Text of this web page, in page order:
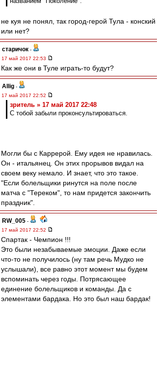
не куя не понял, так город-герой Тула - конский
или нет?
старичок -
17 май 2017 22:53
Как же они в Туле играть-то будут?
Allig -
17 май 2017 22:52
зpитель » 17 май 2017 22:48
С тобой забыли проконсультироваться.
Могли бы с Каррерой. Ему идея не нравилась.
Он - итальянец. Он этих прорывов видал на
своем веку немало. И знает, что это такое.
"Если болельщики ринутся на поле после
матча с "Тереком", то нам придется закончить
праздник".
RW_005 -
17 май 2017 22:52
Спартак - Чемпион !!!
Это были незабываемые эмоции. Даже если
что-то не получилось (ну там речь Мудко не
услышали), все равно этот момент мы будем
вспоминать через годы. Потрясающее
единение болельщиков и команды. Да с
элементами бардака. Но это был наш бардак!